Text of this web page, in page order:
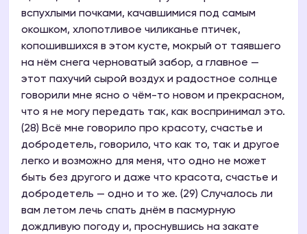
вспухлыми почками, качавшимися под самым
окошком, хлопотливое чиликанье птичек,
копошившихся в этом кусте, мокрый от таявшего
на нём снега черноватый забор, а главное —
этот пахучий сырой воздух и радостное солнце
говорили мне ясно о чём-то новом и прекрасном,
что я не могу передать так, как воспринимал это.
(28) Всё мне говорило про красоту, счастье и
добродетель, говорило, что как то, так и другое
легко и возможно для меня, что одно не может
быть без другого и даже что красота, счастье и
добродетель — одно и то же. (29) Случалось ли
вам летом лечь спать днём в пасмурную
дождливую погоду и, проснувшись на закате